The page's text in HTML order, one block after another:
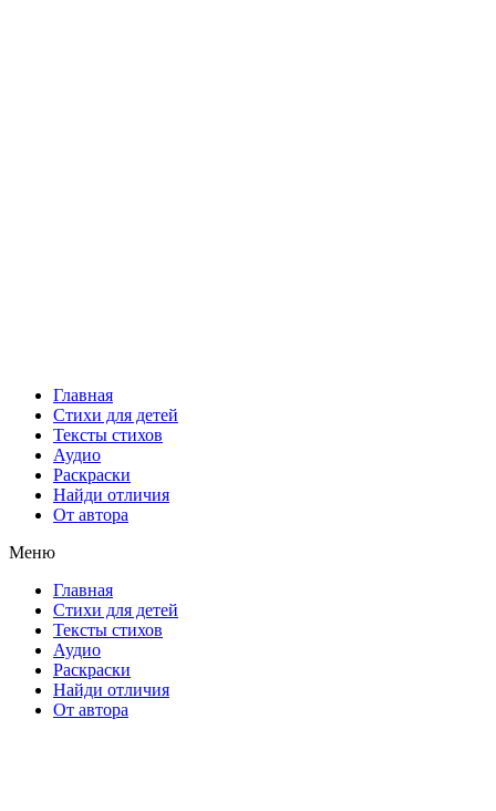
Главная
Стихи для детей
Тексты стихов
Аудио
Раскраски
Найди отличия
От автора
Меню
Главная
Стихи для детей
Тексты стихов
Аудио
Раскраски
Найди отличия
От автора